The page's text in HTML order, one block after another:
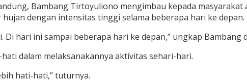
Bambang Tirtoyuliono mengimbau kepada
dengan intensitas tinggi selama beberapa hari ke depan.
hari ini sampai beberapa hari ke depan,” ungkap Bambang
dalam melaksanakannya aktivitas sehari-hari.
hati-hati,” tuturnya.